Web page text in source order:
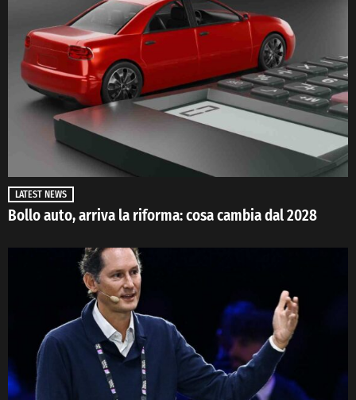
LATEST NEWS
Bollo auto, arriva la riforma: cosa cambia dal 2028